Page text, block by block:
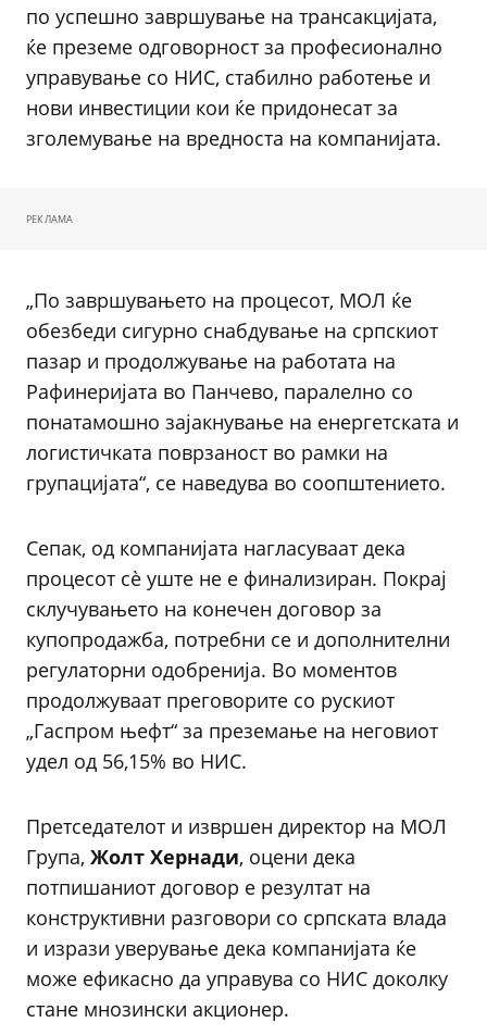
по успешно завршување на трансакцијата,
ќе преземе одговорност за професионално
управување со НИС, стабилно работење и
нови инвестиции кои ќе придонесат за
зголемување на вредноста на компанијата.
РЕКЛАМА
„По завршувањето на процесот, МОЛ ќе
обезбеди сигурно снабдување на српскиот
пазар и продолжување на работата на
Рафинеријата во Панчево, паралелно со
понатамошно зајакнување на енергетската и
логистичката поврзаност во рамки на
групацијата“, се наведува во соопштението.
Сепак, од компанијата нагласуваат дека
процесот сè уште не е финализиран. Покрај
склучувањето на конечен договор за
купопродажба, потребни се и дополнителни
регулаторни одобренија. Во моментов
продолжуваат преговорите со рускиот
„Гаспром њефт“ за преземање на неговиот
удел од 56,15% во НИС.
Претседателот и извршен директор на МОЛ
Група, Жолт Хернади, оцени дека
потпишаниот договор е резултат на
конструктивни разговори со српската влада
и изрази уверување дека компанијата ќе
може ефикасно да управува со НИС доколку
стане мнозински акционер.